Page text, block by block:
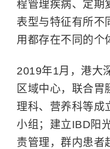
程管理疾病、定期
表型与特征有所不
用都存在不同的个
2019年1月，港大
区域中心，联合胃
理科、营养科等成
小组；建立IBD阳
责管理，群内患者